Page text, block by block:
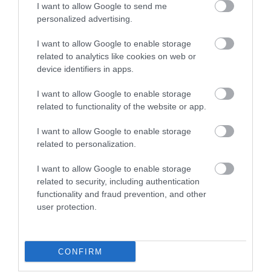
I want to allow Google to send me
personalized advertising.
I want to allow Google to enable storage
related to analytics like cookies on web or
device identifiers in apps.
I want to allow Google to enable storage
related to functionality of the website or app.
I want to allow Google to enable storage
related to personalization.
I want to allow Google to enable storage
related to security, including authentication
functionality and fraud prevention, and other
user protection.
CONFIRM
osztály helyére
Komolyabb E-osztály a Brabustól
Limitált szériákkal ünnepel a Maybach